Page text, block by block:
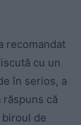
recomandat
cu un
în serios, a
că
de